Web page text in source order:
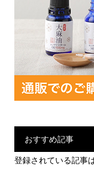
おすすめ記事
登録されている記事